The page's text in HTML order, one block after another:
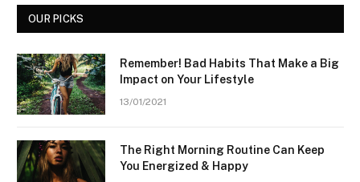
OUR PICKS
Remember! Bad Habits That Make a Big
Impact on Your Lifestyle
13/01/2021
The Right Morning Routine Can Keep
You Energized & Happy